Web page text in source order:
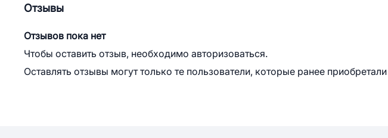
Отзывы
Отзывов пока нет
Чтобы оставить отзыв, необходимо авторизоваться.
Оставлять отзывы могут только те пользователи, которые ранее